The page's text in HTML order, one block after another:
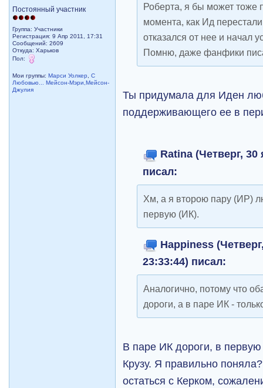
Постоянный участник
Группа: Участники
Регистрация: 9 Апр 2011, 17:31
Сообщений: 2609
Откуда: Харьков
Пол:
Мои группы:Марси Уолкер ,С
Любовью... Мейсон-Мэри,Мейсон-
Джулия
Роберта, я бы может тоже
момента, как Ид
отказался от нее и начал
Помню, даже фанфики
Ты придумала для Иден
поддерживающего ее в
Ratina (Четверг,
писал:
Хм, а я второю пару (ИР)
первую (ИК).
Happiness
23:33:44) писал:
Аналогично, потому что
дороги, а в паре ИК -
В паре ИК дороги, в
Крузу. Я правильно
остаться с Керком,